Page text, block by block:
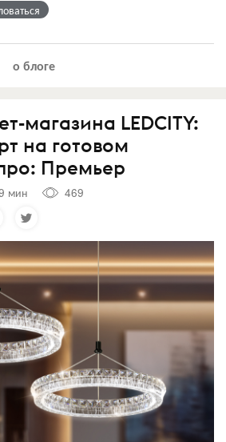
о блоге
магазина LEDCITY:
на готовом
Премьер
мин
469